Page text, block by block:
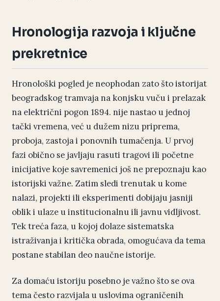
Hronologija razvoja i ključne
prekretnice
Hronološki pogled je neophodan zato što istorijat
beogradskog tramvaja na konjsku vuču i prelazak
na električni pogon 1894. nije nastao u jednoj
tački vremena, već u dužem nizu priprema,
proboja, zastoja i ponovnih tumačenja. U prvoj
fazi obično se javljaju rasuti tragovi ili početne
inicijative koje savremenici još ne prepoznaju kao
istorijski važne. Zatim sledi trenutak u kome
nalazi, projekti ili eksperimenti dobijaju jasniji
oblik i ulaze u institucionalnu ili javnu vidljivost.
Tek treća faza, u kojoj dolaze sistematska
istraživanja i kritička obrada, omogućava da tema
postane stabilan deo naučne istorije.
Za domaću istoriju posebno je važno što se ova
tema često razvijala u uslovima ograničenih